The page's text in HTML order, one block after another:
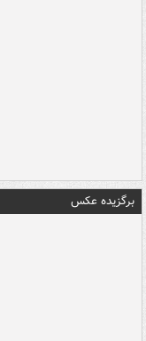
برگزیده عکس